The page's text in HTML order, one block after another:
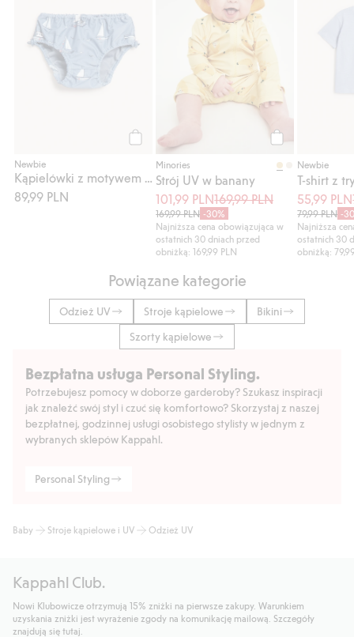
Newbie
89,99 PLN
Minories
Strój UV w banany
101,99 PLN169,99 PLN
169,99 PLN -30%
Najniższa cena obowiązująca w
ostatnich 30 dniach przed
obniżką: 169,99 PLN
Newbie
55,99 PLN
79,99 PLN -
Najniższa
ostatnich 30
obniżką:
Powiązane kategorie
Odzież UV Stroje kąpielowe
Bikini
Szorty kąpielowe
Bezpłatna usługa Personal Styling.
Potrzebujesz pomocy w doborze garderoby? Szukasz inspiracji
jak znaleźć swój styl i czuć się komfortowo? Skorzystaj z naszej
bezpłatnej, godzinnej usługi osobistego stylisty w jednym z
wybranych sklepów Kappahl.
Personal Styling
Baby Stroje kąpielowe i UV Odzież UV
Kappahl Club.
Nowi Klubowicze otrzymują 15% zniżki na pierwsze zakupy. Warunkiem
uzyskania zniżki jest wyrażenie zgody na komunikację mailową. Szczegóły
znajdują się tutaj.